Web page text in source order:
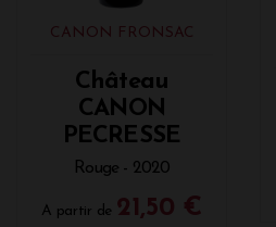
CANON FRONSAC
Château
CANON
PECRESSE
Rouge - 2020
A partir de 21,50 €